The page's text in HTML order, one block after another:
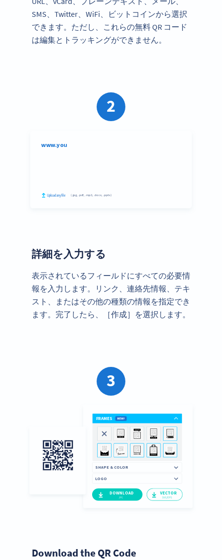
SMS、Twitter、WiFi、ビットコインから選択
できます。ただし、これらの無料 QR コード
は編集とトラッキングができません。
2
詳細を入力する
表示されているフィールドにすべての必要情
報を入力します。リンク、連絡先情報、テキ
スト、またはその他の種類の情報を指定でき
ます。完了したら、［作成］を選択します。
3
Download the QR Code